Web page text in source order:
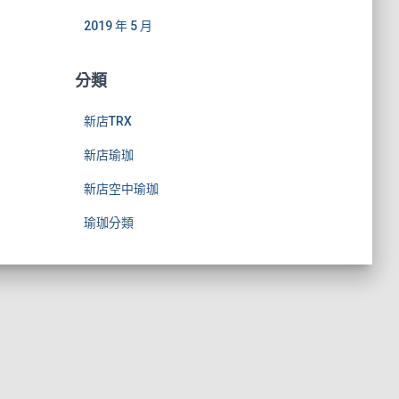
2019 年 5 月
分類
新店TRX
新店瑜珈
新店空中瑜珈
瑜珈分類